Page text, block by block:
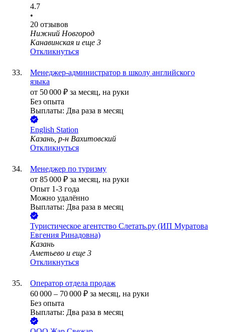
4.7
•
20 отзывов
Нижний Новгород
Канавинская и еще 3
Откликнуться
Менеджер-администратор в школу английского
языка
от 50 000 ₽ за месяц, на руки
Без опыта
Выплаты: Два раза в месяц
English Station
Казань, р-н Вахитовский
Откликнуться
Менеджер по туризму
от 85 000 ₽ за месяц, на руки
Опыт 1-3 года
Можно удалённо
Выплаты: Два раза в месяц
Туристическое агентство Слетать.ру (ИП Муратова
Евгения Ринадовна)
Казань
Аметьево и еще 3
Откликнуться
Оператор отдела продаж
60 000 – 70 000 ₽ за месяц, на руки
Без опыта
Выплаты: Два раза в месяц